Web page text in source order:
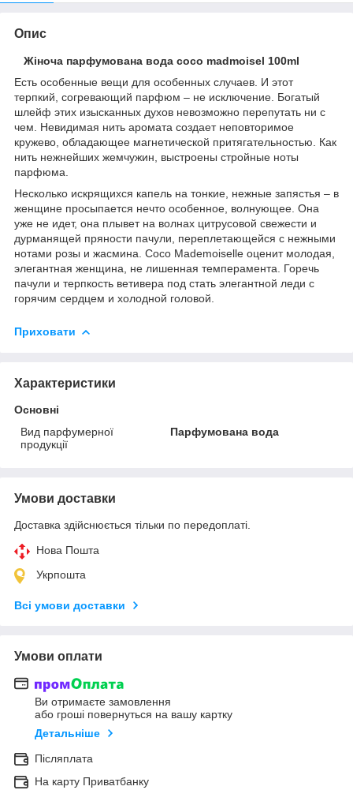
Опис
Жіноча парфумована вода coco madmoisel 100ml
Есть особенные вещи для особенных случаев. И этот
терпкий, согревающий парфюм – не исключение. Богатый
шлейф этих изысканных духов невозможно перепутать ни с
чем. Невидимая нить аромата создает неповторимое
кружево, обладающее магнетической притягательностью. Как
нить нежнейших жемчужин, выстроены стройные ноты
парфюма.
Несколько искрящихся капель на тонкие, нежные запястья – в
женщине просыпается нечто особенное, волнующее. Она
уже не идет, она плывет на волнах цитрусовой свежести и
дурманящей пряности пачули, переплетающейся с нежными
нотами розы и жасмина. Coco Mademoiselle оценит молодая,
элегантная женщина, не лишенная темперамента. Горечь
пачули и терпкость ветивера под стать элегантной леди с
горячим сердцем и холодной головой.
Приховати
Характеристики
Основні
Вид парфумерної
продукції
Парфумована вода
Умови доставки
Доставка здійснюється тільки по передоплаті.
Нова Пошта
Укрпошта
Всі умови доставки
Умови оплати
Ви отримаєте замовлення
або гроші повернуться на вашу картку
Детальніше
Післяплата
На карту Приватбанку